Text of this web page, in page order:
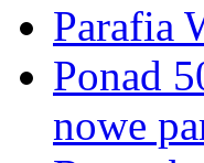
Parafia
Ponad
nowe